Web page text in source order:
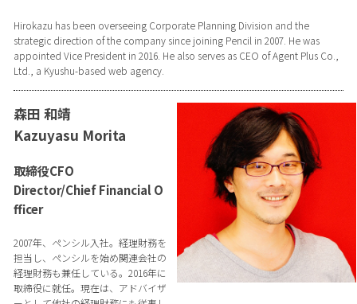
Hirokazu has been overseeing Corporate Planning Division and the
strategic direction of the company since joining Pencil in 2007. He was
appointed Vice President in 2016. He also serves as CEO of Agent Plus Co.,
Ltd., a Kyushu-based web agency.
森田 和靖
Kazuyasu Morita
取締役CFO
Director/Chief Financial O
fficer
2007年、ペンシル入社。経理財務を
担当し、ペンシルを始め関連会社の
経理財務も兼任している。2016年に
取締役に就任。現在は、アドバイザ